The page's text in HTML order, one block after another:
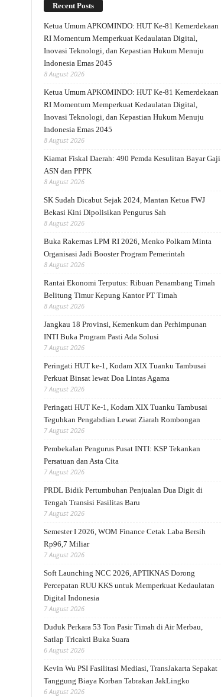
Recent Posts
Ketua Umum APKOMINDO: HUT Ke-81 Kemerdekaan
RI Momentum Memperkuat Kedaulatan Digital,
Inovasi Teknologi, dan Kepastian Hukum Menuju
Indonesia Emas 2045
8 August 2026
Ketua Umum APKOMINDO: HUT Ke-81 Kemerdekaan
RI Momentum Memperkuat Kedaulatan Digital,
Inovasi Teknologi, dan Kepastian Hukum Menuju
Indonesia Emas 2045
8 August 2026
Kiamat Fiskal Daerah: 490 Pemda Kesulitan Bayar Gaji
ASN dan PPPK
8 August 2026
SK Sudah Dicabut Sejak 2024, Mantan Ketua FWJ
Bekasi Kini Dipolisikan Pengurus Sah
8 August 2026
Buka Rakernas LPM RI 2026, Menko Polkam Minta
Organisasi Jadi Booster Program Pemerintah
8 August 2026
Rantai Ekonomi Terputus: Ribuan Penambang Timah
Belitung Timur Kepung Kantor PT Timah
8 August 2026
Jangkau 18 Provinsi, Kemenkum dan Perhimpunan
INTI Buka Program Pasti Ada Solusi
7 August 2026
Peringati HUT ke-1, Kodam XIX Tuanku Tambusai
Perkuat Binsat lewat Doa Lintas Agama
7 August 2026
Peringati HUT Ke-1, Kodam XIX Tuanku Tambusai
Teguhkan Pengabdian Lewat Ziarah Rombongan
7 August 2026
Pembekalan Pengurus Pusat INTI: KSP Tekankan
Persatuan dan Asta Cita
7 August 2026
PRDL Bidik Pertumbuhan Penjualan Dua Digit di
Tengah Transisi Fasilitas Baru
7 August 2026
Semester I 2026, WOM Finance Cetak Laba Bersih
Rp96,7 Miliar
7 August 2026
Soft Launching NCC 2026, APTIKNAS Dorong
Percepatan RUU KKS untuk Memperkuat Kedaulatan
Digital Indonesia
7 August 2026
Duduk Perkara 53 Ton Pasir Timah di Air Merbau,
Satlap Tricakti Buka Suara
6 August 2026
Kevin Wu PSI Fasilitasi Mediasi, TransJakarta Sepakat
Tanggung Biaya Korban Tabrakan JakLingko
6 August 2026